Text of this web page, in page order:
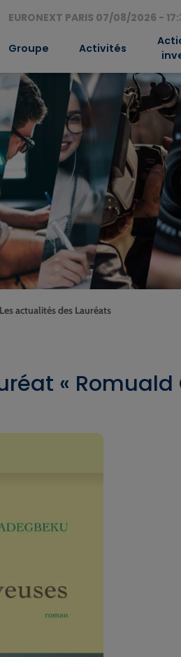
EURONEXT PARIS 07/08/2026 -
Groupe Activités
Les actualités des Lauréats
« Romuald